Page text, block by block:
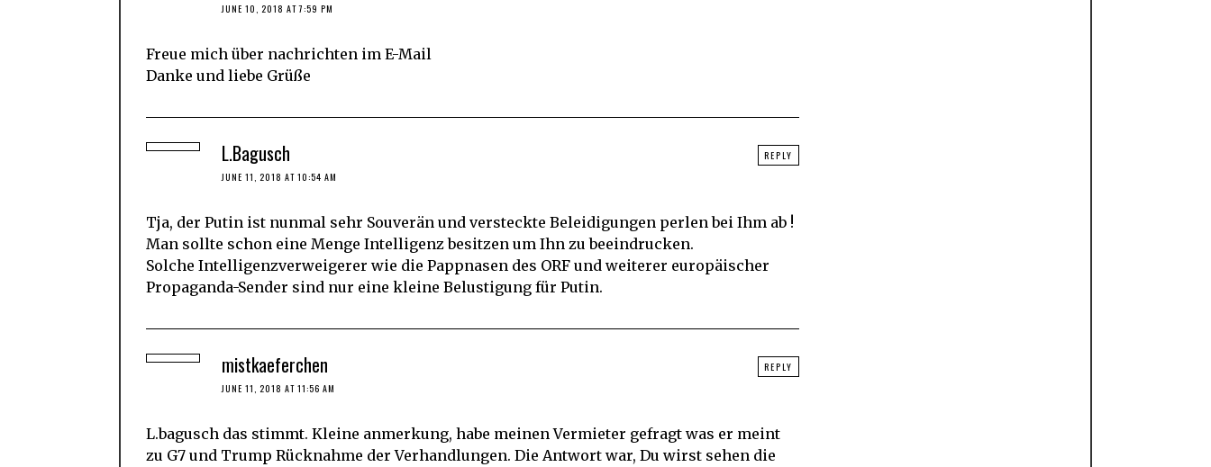
JUNE 10, 2018 AT 7:59 PM
Freue mich über nachrichten im E-Mail
Danke und liebe Grüße
L.Bagusch
JUNE 11, 2018 AT 10:54 AM
Tja, der Putin ist nunmal sehr Souverän und versteckte Beleidigungen perlen bei Ihm ab !
Man sollte schon eine Menge Intelligenz besitzen um Ihn zu beeindrucken.
Solche Intelligenzverweigerer wie die Pappnasen des ORF und weiterer europäischer
Propaganda-Sender sind nur eine kleine Belustigung für Putin.
REPLY
mistkaeferchen
JUNE 11, 2018 AT 11:56 AM
L.bagusch das stimmt. Kleine anmerkung, habe meinen Vermieter gefragt was er meint
zu G7 und Trump Rücknahme der Verhandlungen. Die Antwort war, Du wirst sehen die
REPLY